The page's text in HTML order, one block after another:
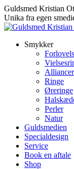
Skip
to
content
Guldsmed Kristian
Unika fra egen
Smykker
Ringe
Øreringe
Perler
Natur
Guldsmedien
Specialdesign
Service
Book en aftale
Shop